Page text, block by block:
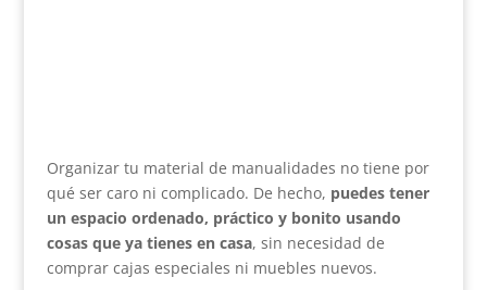
Organizar tu material de manualidades no tiene por
qué ser caro ni complicado. De hecho, puedes tener
un espacio ordenado, práctico y bonito usando
cosas que ya tienes en casa, sin necesidad de
comprar cajas especiales ni muebles nuevos.